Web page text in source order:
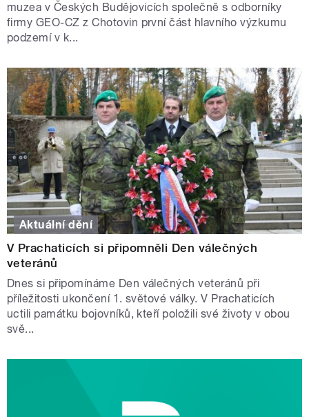
muzea v Českých Budějovicích společně s odborníky
firmy GEO-CZ z Chotovin první část hlavního výzkumu
podzemí v k...
Aktuální dění
V Prachaticích si připomněli Den válečných
veteránů
Dnes si připomínáme Den válečných veteránů při
příležitosti ukončení 1. světové války. V Prachaticích
uctili památku bojovníků, kteří položili své životy v obou
svě...